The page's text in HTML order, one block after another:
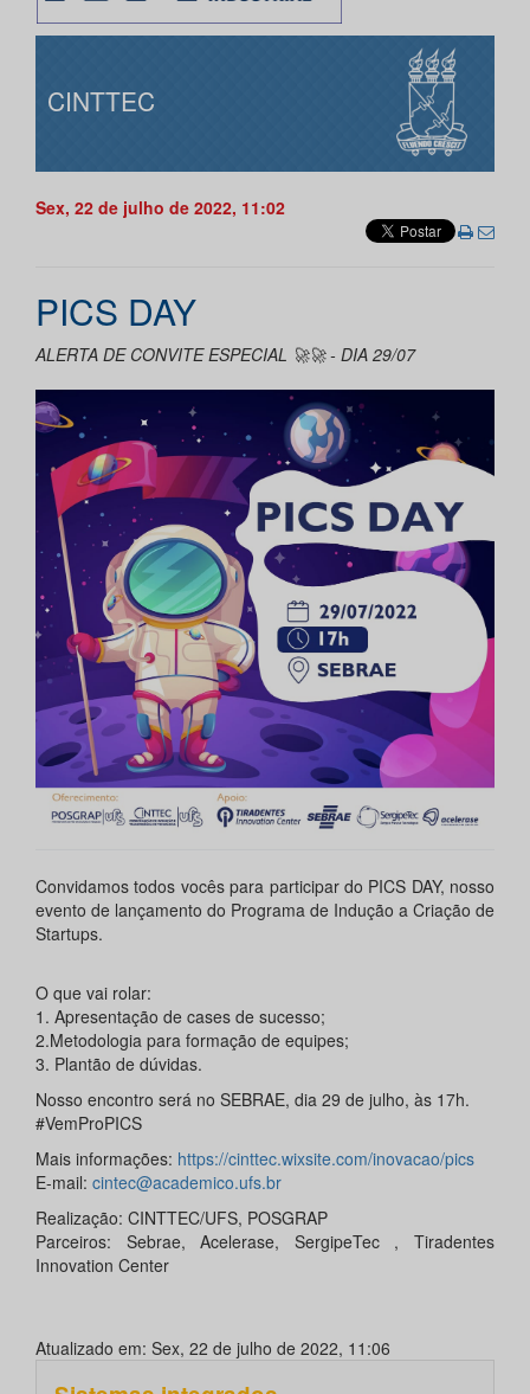
CINTTEC
Sex, 22 de julho de 2022, 11:02
PICS DAY
ALERTA DE CONVITE ESPECIAL 🚀🚀 - DIA 29/07
Convidamos todos vocês para participar do PICS DAY, nosso
evento de lançamento do Programa de Indução a Criação de
Startups.
O que vai rolar:
1. Apresentação de cases de sucesso;
2.Metodologia para formação de equipes;
3. Plantão de dúvidas.
Nosso encontro será no SEBRAE, dia 29 de julho, às 17h.
#VemProPICS
Mais informações: https://cinttec.wixsite.com/inovacao/pics
E-mail: cintec@academico.ufs.br
Realização: CINTTEC/UFS, POSGRAP
Parceiros: Sebrae, Acelerase, SergipeTec , Tiradentes
Innovation Center
Atualizado em: Sex, 22 de julho de 2022, 11:06